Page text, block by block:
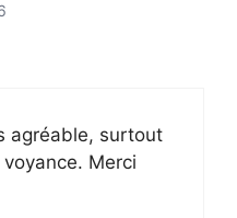
agréable, surtout
Merci